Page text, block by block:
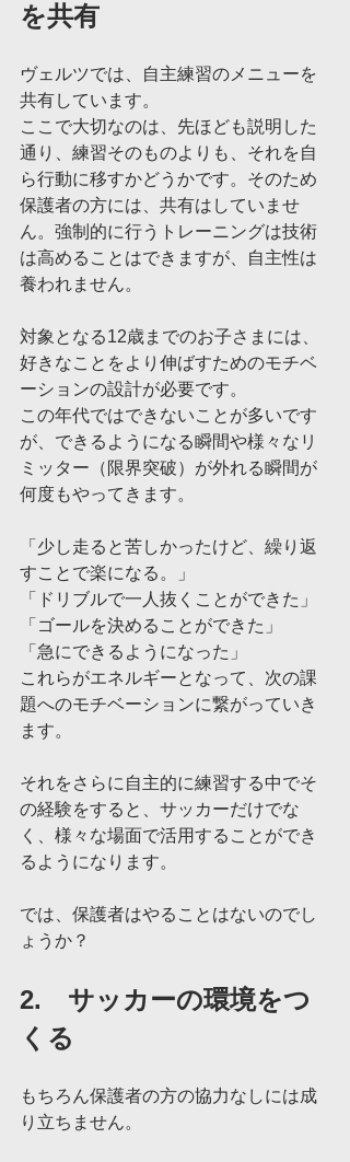
を共有
ヴェルツでは、自主練習のメニューを
共有しています。
ここで大切なのは、先ほども説明した
通り、練習そのものよりも、それを自
ら行動に移すかどうかです。そのため
保護者の方には、共有はしていませ
ん。強制的に行うトレーニングは技術
は高めることはできますが、自主性は
養われません。
対象となる12歳までのお子さまには、
好きなことをより伸ばすためのモチベ
ーションの設計が必要です。
この年代ではできないことが多いです
が、できるようになる瞬間や様々なリ
ミッター（限界突破）が外れる瞬間が
何度もやってきます。
「少し走ると苦しかったけど、繰り返
すことで楽になる。」
「ドリブルで一人抜くことができた」
「ゴールを決めることができた」
「急にできるようになった」
これらがエネルギーとなって、次の課
題へのモチベーションに繋がっていき
ます。
それをさらに自主的に練習する中でそ
の経験をすると、サッカーだけでな
く、様々な場面で活用することができ
るようになります。
では、保護者はやることはないのでし
ょうか？
2.　サッカーの環境をつ
くる
もちろん保護者の方の協力なしには成
り立ちません。